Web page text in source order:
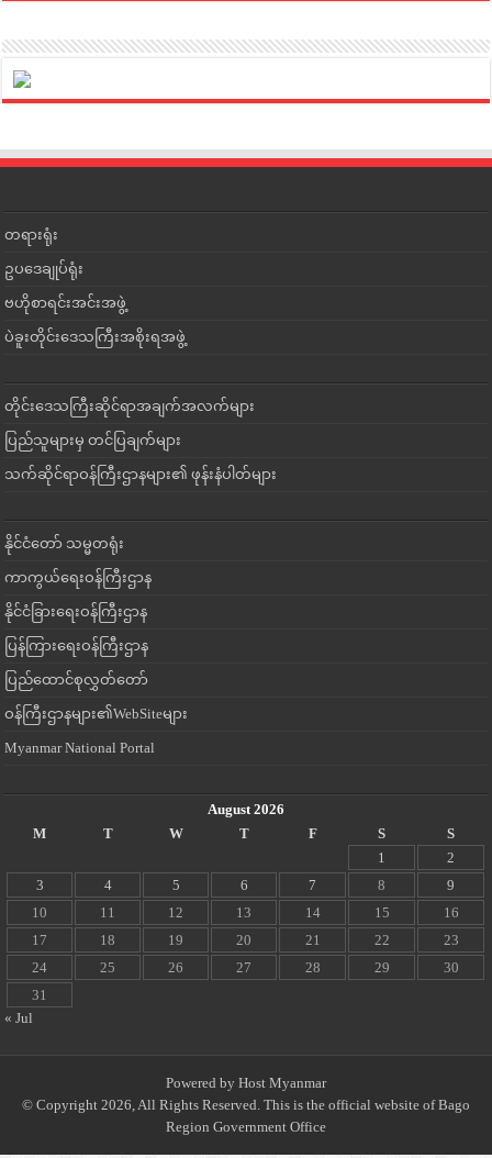
တရားရုံး
ဥပဒေချုပ်ရုံး
ဗဟိုစာရင်းအင်းအဖွဲ့
ပဲခူးတိုင်းဒေသကြီးအစိုးရအဖွဲ့
တိုင်းဒေသကြီးဆိုင်ရာအချက်အလက်များ
ပြည်သူများမှ တင်ပြချက်များ
သက်ဆိုင်ရာဝန်ကြီးဌာနများ၏ ဖုန်းနံပါတ်များ
နိုင်ငံတော် သမ္မတရုံး
ကာကွယ်ရေးဝန်ကြီးဌာန
နိုင်ငံခြားရေးဝန်ကြီးဌာန
ပြန်ကြားရေးဝန်ကြီးဌာန
ပြည်ထောင်စုလွှတ်တော်
ဝန်ကြီးဌာနများ၏WebSiteများ
Myanmar National Portal
August 2026
M
T W T F S
S
1
2
3
4 5 6 7 8
9
10
11 12 13 14 15
16
17
18 19 20 21 22
23
24
25 26 27 28 29
30
31
« Jul
Powered by Host Myanmar
© Copyright 2026, All Rights Reserved. This is the official website of Bago
Region Government Office